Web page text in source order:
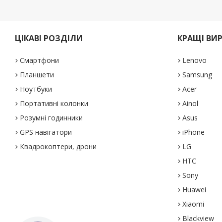
ЦІКАВІ РОЗДІЛИ
Смартфони
Планшети
Ноутбуки
Портативні колонки
Розумні годинники
GPS навігатори
Квадрокоптери, дрони
КРАЩІ
Lenovo
Samsung
Acer
Ainol
Asus
iPhone
LG
HTC
Sony
Huawei
Xiaomi
Blackview